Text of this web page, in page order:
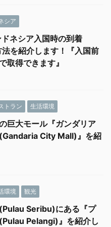
シア
ネシア入国時の到着
を紹介します！『入国前
取得できます』
トラン 生活環境
巨大モール『ガンダリア
City Mall)』を紹
環境 観光
Seribu)にある『プ
Pelangi)』を紹介し